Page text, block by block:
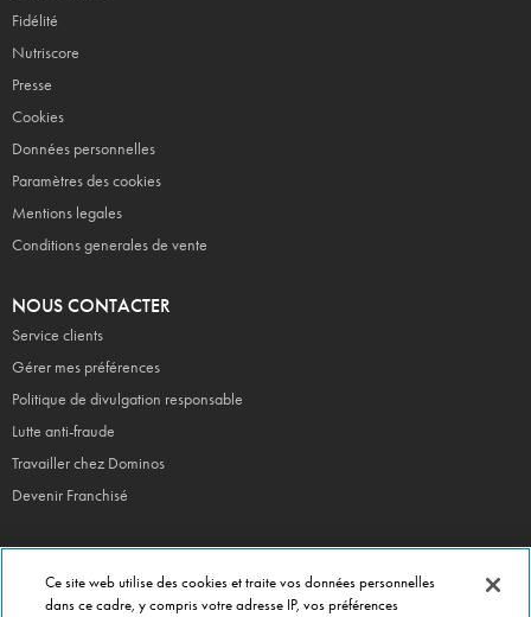
Fidélité
Nutriscore
Presse
Cookies
Données personnelles
Paramètres des cookies
Mentions legales
Conditions generales de vente
NOUS CONTACTER
Service clients
Gérer mes préférences
Politique de divulgation responsable
Lutte anti-fraude
Travailler chez Dominos
Devenir Franchisé
EN CE MOMENT
Ce site web utilise des cookies et traite vos données personnelles
dans ce cadre, y compris votre adresse IP, vos préférences